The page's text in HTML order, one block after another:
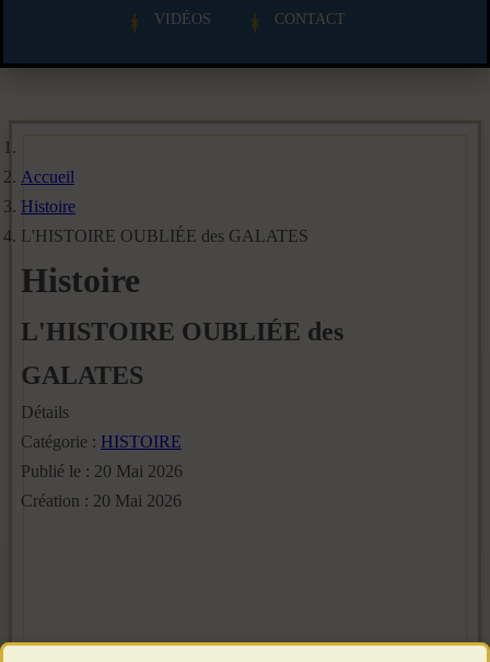
VIDÉOS CONTACT
Accueil
Histoire
L'HISTOIRE OUBLIÉE des GALATES
Histoire
L'HISTOIRE OUBLIÉE des
GALATES
Détails
Catégorie : HISTOIRE
Publié le : 20 Mai 2026
Création : 20 Mai 2026